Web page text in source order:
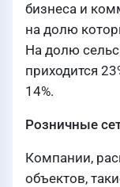
бизнеса и
на долю
На долю
приходится
14%.
Розничные
Компании,
объектов,